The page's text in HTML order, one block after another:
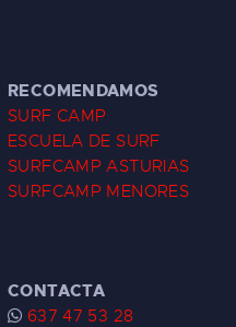
RECOMENDAMOS
SURF CAMP
ESCUELA DE SURF
SURFCAMP ASTURIAS
SURFCAMP MENORES
CONTACTA
637 47 53 28